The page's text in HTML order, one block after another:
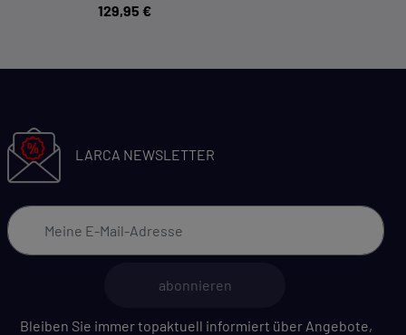
129,95 €
LARCA NEWSLETTER
abonnieren
Bleiben Sie immer topaktuell informiert über Angebote,